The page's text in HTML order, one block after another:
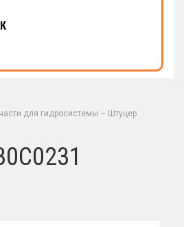
для гидросистемы – Штуцер